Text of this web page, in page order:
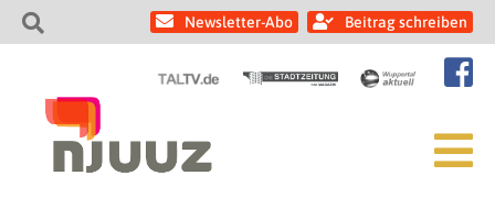
Newsletter-Abo Beitrag schreiben